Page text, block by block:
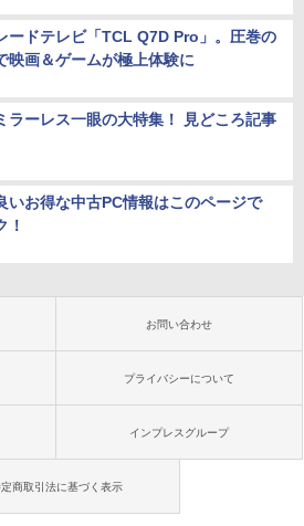
ードテレビ「TCL Q7D Pro」。圧巻の
映画＆ゲームが極上体験に
ラーレス一眼の大特集！ 見どころ記事
いお得な中古PC情報はこのページで
！
お問い合わせ
プライバシーについて
インプレスグループ
商取引法に基づく表示